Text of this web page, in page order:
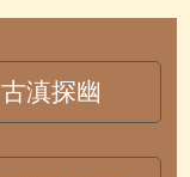
古滇探幽